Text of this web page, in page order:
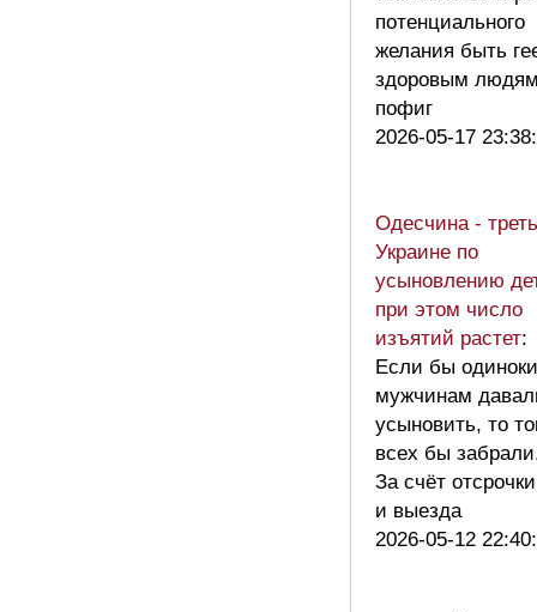
потенциального
желания быть
здоровым
пофиг
2026-05-17
Одесчина -
Украине по
усыновлению
при этом число
изъятий растет:
Если бы
мужчинам
усыновить, то
всех бы
За счёт отсрочки
и выезда
2026-05-12